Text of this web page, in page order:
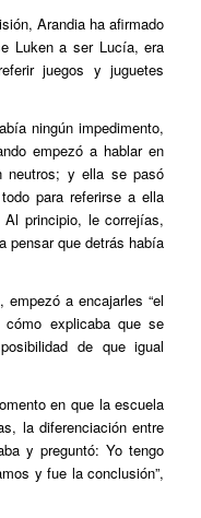
Arandia ha afirmado
Luken a ser Lucía, era
juegos y juguetes
ningún impedimento,
empezó a hablar en
neutros; y ella se pasó
para referirse a ella
principio, le correjías,
pensar que detrás había
a encajarles “el
explicaba que se
de que igual
en que la escuela
la diferenciación entre
y preguntó: Yo tengo
y fue la conclusión”,